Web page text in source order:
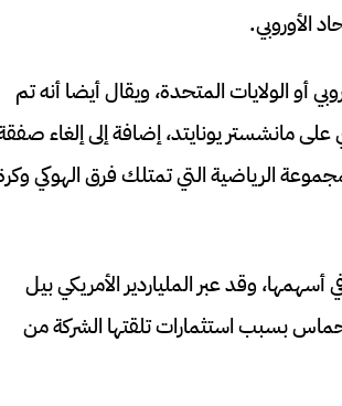
الأوروبي.
أو الولايات المتحدة، ويقال أيضا أنه تم
على مانشستر يونايتد، إضافة إلى إلغاء
للحصول على حصة 5 في المئة في المجموعة الرياضية التي تمتلك فرق الهوكي
وقد عبر الملياردير الأمريكي بيل
بسبب استثمارات تلقتها الشركة من